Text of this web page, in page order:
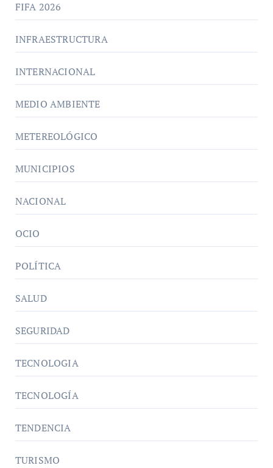
FIFA 2026
INFRAESTRUCTURA
INTERNACIONAL
MEDIO AMBIENTE
METEREOLÓGICO
MUNICIPIOS
NACIONAL
OCIO
POLÍTICA
SALUD
SEGURIDAD
TECNOLOGIA
TECNOLOGÍA
TENDENCIA
TURISMO